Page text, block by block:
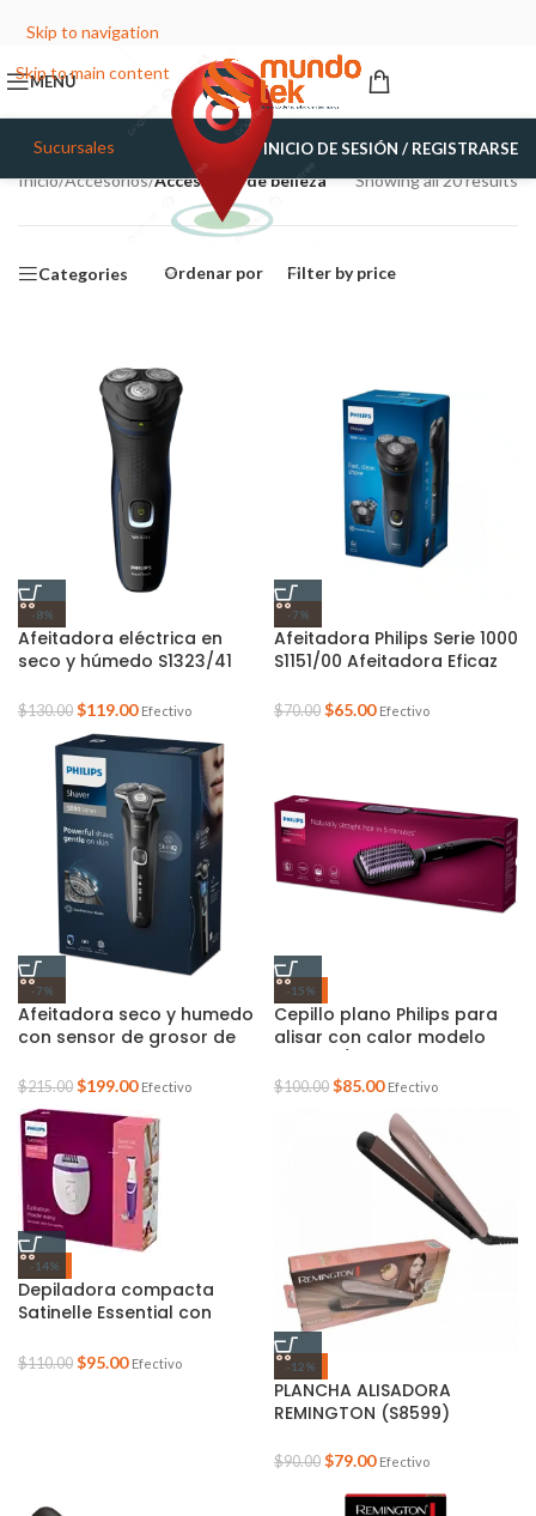
Skip to navigation
Skip to main content
MENÚ
Sucursales INICIO DE SESIÓN / REGISTRARSE
Inicio/Accesorios/Accesorios de belleza Showing all 20 results
Categories Ordenar por Filter by price
-8%
Afeitadora eléctrica en
seco y húmedo S1323/41
$130.00 $119.00 Efectivo
-7%
Afeitadora Philips Serie 1000
S1151/00 Afeitadora Eficaz
$70.00 $65.00 Efectivo
-7%
Afeitadora seco y humedo
con sensor de grosor de
serie S5898/17
$215.00 $199.00 Efectivo
-15%
Cepillo plano Philips para
alisar con calor modelo
$100.00 $85.00 Efectivo
-14%
Depiladora compacta
Satinelle Essential con
mod. BRP505/00
$110.00 $95.00 Efectivo -12%
PLANCHA ALISADORA
REMINGTON (S8599)
$90.00 $79.00 Efectivo